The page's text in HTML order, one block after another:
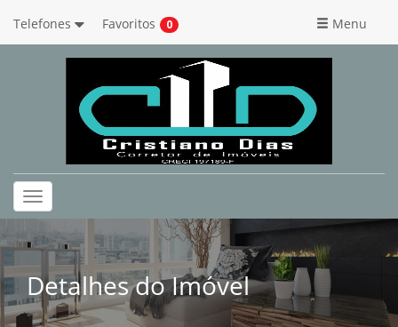
Telefones Favoritos 0 Menu
Toggle
navigation
Detalhes do Imóvel